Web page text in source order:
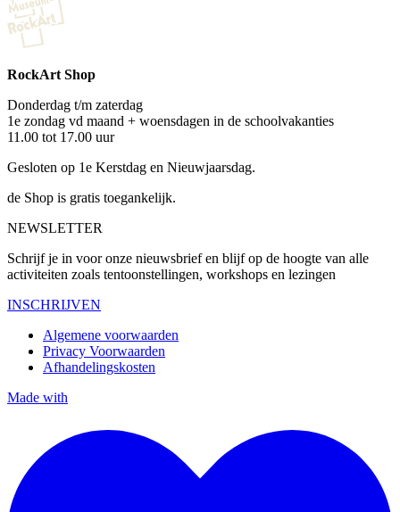
RockArt Shop
Donderdag t/m zaterdag
1e zondag vd maand + woensdagen in de schoolvakanties
11.00 tot 17.00 uur
Gesloten op 1e Kerstdag en Nieuwjaarsdag.
de Shop is gratis toegankelijk.
NEWSLETTER
Schrijf je in voor onze nieuwsbrief en blijf op de hoogte van alle
activiteiten zoals tentoonstellingen, workshops en lezingen
INSCHRIJVEN
Algemene voorwaarden
Privacy Voorwaarden
Afhandelingskosten
Made with